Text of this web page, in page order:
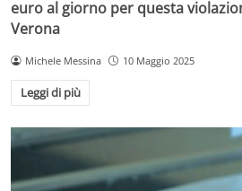
euro al giorno per questa
Verona
Michele Messina 10 Maggio 2025
Leggi di più